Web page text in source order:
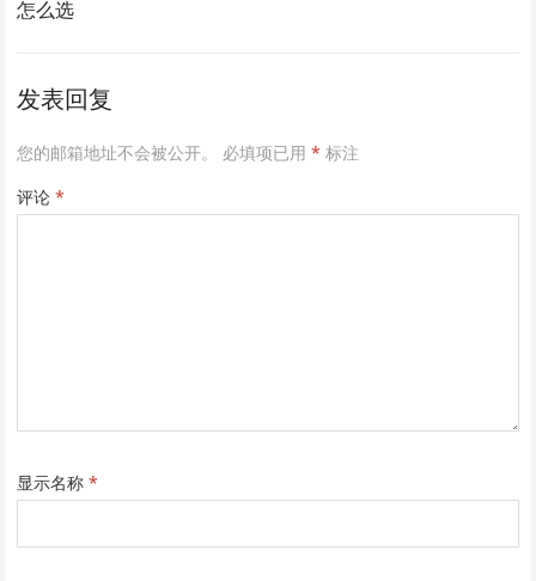
怎么选
发表回复
您的邮箱地址不会被公开。 必填项已用* 标注
评论*
显示名称*